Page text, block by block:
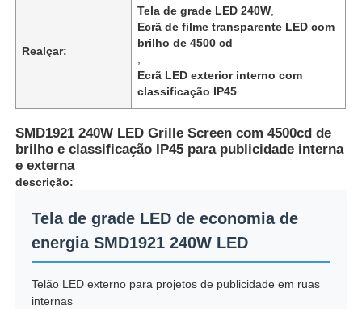
Realçar:
Tela de grade LED 240W
Ecrã de filme transparente LED com
brilho de 4500 cd
Ecrã LED exterior interno com
classificação IP45
SMD1921 240W LED Grille Screen com 4500cd de
brilho e classificação IP45 para publicidade interna
e externa
descrição:
Tela de grade LED de economia de
energia SMD1921 240W LED
Telão LED externo para projetos de publicidade em ruas
internas